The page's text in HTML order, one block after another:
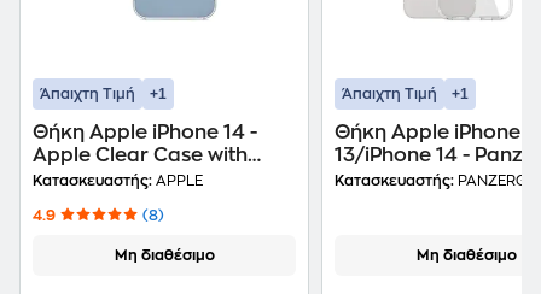
Άπαιχτη Τιμή +1
Θήκη Apple iPhone 14 -
Apple Clear Case with
MagSafe - Transparent
Κατασκευαστής: APPLE
4.9 (8)
Μη διαθέσιμο
Άπαιχτη Τιμή +1
Θήκη Apple iPhone
13/iPhone 14 -
Hardcase MagSafe
Κατασκευαστής:
Μη διαθέσιμο